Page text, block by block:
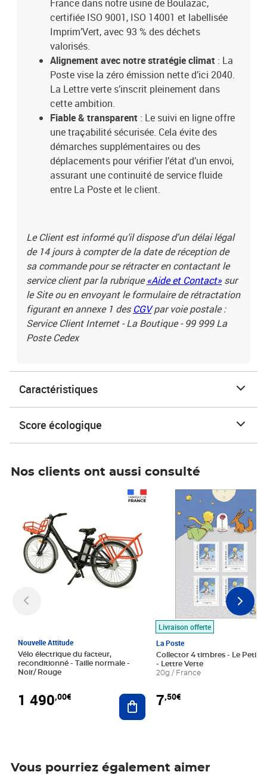
France dans notre usine de Boulazac,
certifiée ISO 9001, ISO 14001 et labellisée
Imprim’Vert, avec 93 % des déchets
valorisés.
Alignement avec notre stratégie climat : La
Poste vise la zéro émission nette d’ici 2040.
La Lettre verte s’inscrit pleinement dans
cette ambition.
Fiable & transparent : Le suivi en ligne offre
une traçabilité sécurisée. Cela évite des
démarches supplémentaires ou des
déplacements pour vérifier l’état d’un envoi,
assurant une continuité de service fluide
entre La Poste et le client.
Le Client est informé qu’il dispose d'un délai légal
de 14 jours à compter de la date de réception de
sa commande pour se rétracter en contactant le
service client par la rubrique«Aide et Contact» sur
le Site ou en envoyant le formulaire de rétractation
figurant en annexe 1 des CGVpar voie postale :
Service Client Internet - La Boutique - 99 999 La
Poste Cedex
Caractéristiques
Score écologique
Nos clients ont aussi consulté
Nouvelle Attitude
Vélo électrique du facteur,
reconditionné - Taille normale -
Noir/ Rouge
1 490,00€ Ajouter au panier
Livraison offerte
La Poste
Collector 4 timbres - Le Petit
- Lettre Verte
20g / France
7,50€
Prix 7,50€
Vous pourriez également aimer